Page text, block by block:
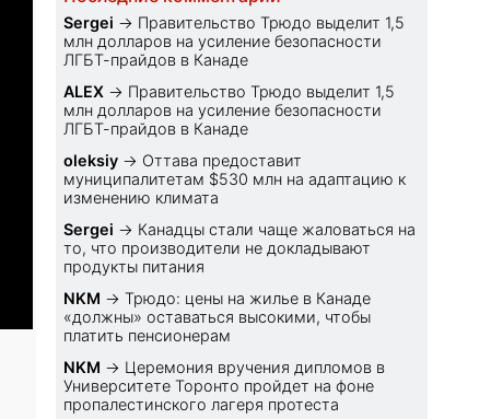
Sеrgei → Правительство Трюдо выделит 1,5
млн долларов на усиление безопасности
ЛГБТ-прайдов в Канаде
ALEX → Правительство Трюдо выделит 1,5
млн долларов на усиление безопасности
ЛГБТ-прайдов в Канаде
oleksiy → Оттава предоставит
муниципалитетам $530 млн на адаптацию к
изменению климата
Sеrgei → Канадцы стали чаще жаловаться на
то, что производители не докладывают
продукты питания
NKM →Трюдо: цены на жилье в Канаде
«должны» оставаться высокими, чтобы
платить пенсионерам
NKM → Церемония вручения дипломов в
Университете Торонто пройдет на фоне
пропалестинского лагеря протеста